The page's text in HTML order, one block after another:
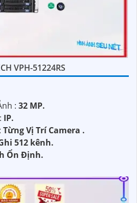
VPH-51224RS
: 32 MP.
IP.
Từng Vị Trí Camera .
512 kênh.
Ổn Định.